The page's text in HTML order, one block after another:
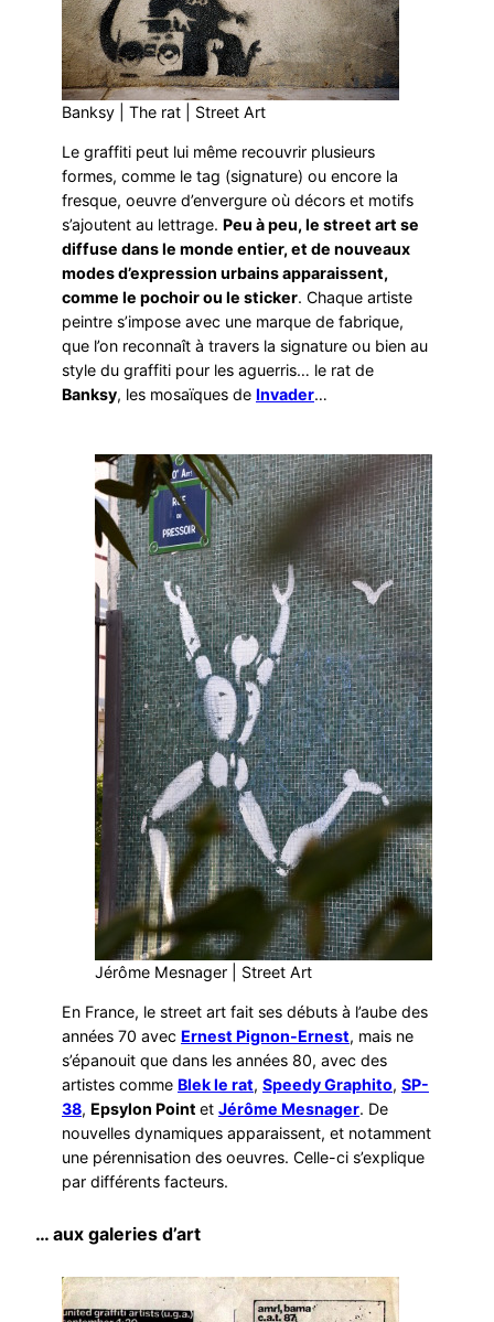
Banksy | The rat | Street Art
Le graffiti peut lui même recouvrir plusieurs
formes, comme le tag (signature) ou encore la
fresque, oeuvre d’envergure où décors et motifs
s’ajoutent au lettrage. Peu à peu, le street art se
diffuse dans le monde entier, et de nouveaux
modes d’expression urbains apparaissent,
comme le pochoir ou le sticker. Chaque artiste
peintre s’impose avec une marque de fabrique,
que l’on reconnaît à travers la signature ou bien au
style du graffiti pour les aguerris… le rat de
Banksy, les mosaïques de Invader…
Jérôme Mesnager | Street Art
En France, le street art fait ses débuts à l’aube des
années 70 avec Ernest Pignon-Ernest, mais ne
s’épanouit que dans les années 80, avec des
artistes comme Blek le rat, Speedy Graphito, SP-
38, Epsylon Point et Jérôme Mesnager. De
nouvelles dynamiques apparaissent, et notamment
une pérennisation des oeuvres. Celle-ci s’explique
par différents facteurs.
… aux galeries d’art